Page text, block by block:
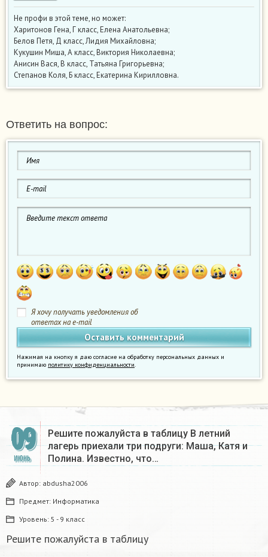
Не профи в этой теме, но может:
Харитонов Гена, Г класс, Елена Анатольевна;
Белов Петя, Д класс, Лидия Михайловна;
Кукушин Миша, А класс, Виктория Николаевна;
Анисин Вася, В класс, Татьяна Григорьевна;
Степанов Коля, Б класс, Екатерина Кирилловна.
Ответить на вопрос:
Я хочу получать уведомления об
ответах на e-mail
Нажимая на кнопку я даю согласие на обработку персональных данных и
принимаю политику конфиденциальности.
09
ИЮНЬ
Решите пожалуйста в таблицу В летний
лагерь приехали три подруги: Маша, Катя и
Полина. Известно, что…
Автор: abdusha2006
Предмет: Информатика
Уровень: 5 - 9 класс
Решите пожалуйста в таблицу